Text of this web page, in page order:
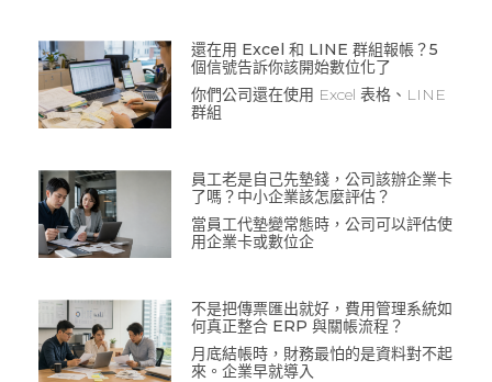
還在用 Excel 和 LINE 群組報帳？5
個信號告訴你該開始數位化了
你們公司還在使用 Excel 表格、LINE
群組
員工老是自己先墊錢，公司該辦企業卡
了嗎？中小企業該怎麼評估？
當員工代墊變常態時，公司可以評估使
用企業卡或數位企
不是把傳票匯出就好，費用管理系統如
何真正整合 ERP 與關帳流程？
月底結帳時，財務最怕的是資料對不起
來。企業早就導入